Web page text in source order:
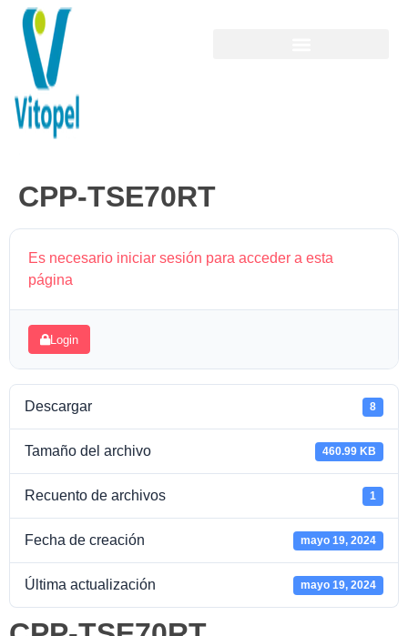
CPP-TSE70RT
Es necesario iniciar sesión para acceder a esta
página
Login
Descargar 8
Tamaño del archivo 460.99 KB
Recuento de archivos 1
Fecha de creación mayo 19, 2024
Última actualización mayo 19, 2024